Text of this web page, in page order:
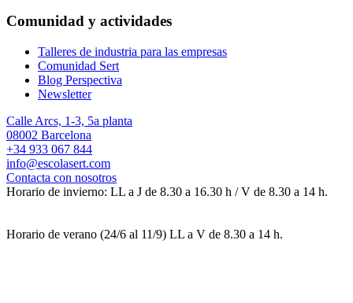
Comunidad y actividades
Talleres de industria para las empresas
Comunidad Sert
Blog Perspectiva
Newsletter
Calle Arcs, 1-3, 5a planta
08002 Barcelona
+34 933 067 844
info@escolasert.com
Contacta con nosotros
Horario de invierno: LL a J de 8.30 a 16.30 h / V de 8.30 a 14 h.
Horario de verano (24/6 al 11/9) LL a V de 8.30 a 14 h.